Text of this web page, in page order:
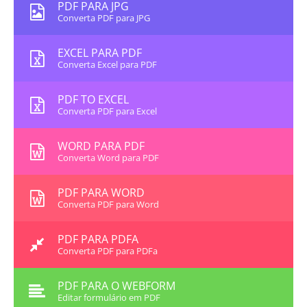
PDF PARA JPG
Converta PDF para JPG
EXCEL PARA PDF
Converta Excel para PDF
PDF TO EXCEL
Converta PDF para Excel
WORD PARA PDF
Converta Word para PDF
PDF PARA WORD
Converta PDF para Word
PDF PARA PDFA
Converta PDF para PDFa
PDF PARA O WEBFORM
Editar formulário em PDF